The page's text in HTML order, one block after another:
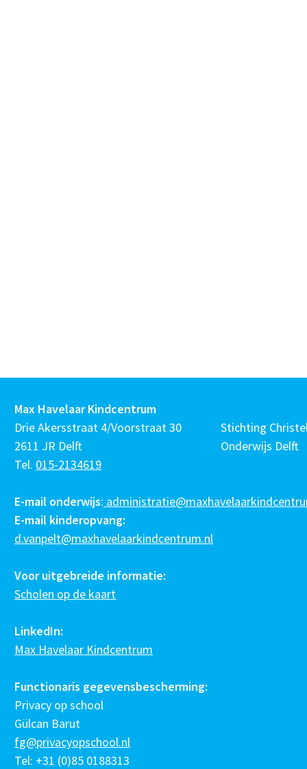
Max Havelaar Kindcentrum
Drie Akersstraat 4/Voorstraat 30
2611 JR Delft
Tel. 015-2134619
E-mail onderwijs:
E-mail kinderopvang:
d.vanpelt@maxhavelaarkindcentrum.nl
Voor uitgebreide informatie:
Scholen op de kaart
LinkedIn:
Max Havelaar Kindcentrum
Functionaris gegevensbescherming:
Privacy op school
Gülcan Barut
fg@privacyopschool.nl
Tel: +31 (0)85 0188313
Stichting
Onderwijs Delft